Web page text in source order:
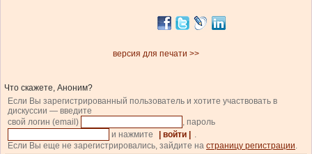
версия для печати >>
Что скажете, Аноним?
Если Вы зарегистрированный пользователь и хотите участвовать в
дискуссии — введите
свой логин (email)
, пароль
и нажмите
| войти |
.
Если Вы еще не зарегистрировались, зайдите на страницу регистрации.